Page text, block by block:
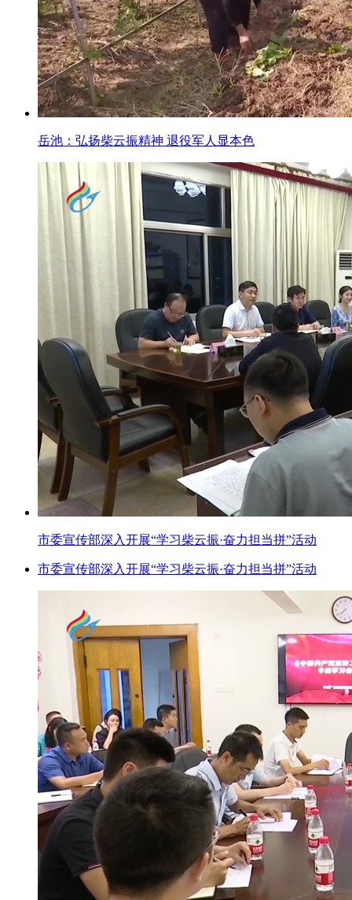
岳池：弘扬柴云振精神 退役军人显本色
市委宣传部深入开展“学习柴云振·奋力担当拼”活动
市委宣传部深入开展“学习柴云振·奋力担当拼”活动